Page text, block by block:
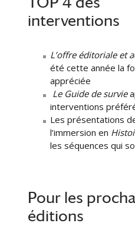
interventions
L’offre éditoriale et
été cette année la
appréciée
Le Guide de survie
interventions
Les présentations
l’immersion en
les séquences qui
Pour les
éditions